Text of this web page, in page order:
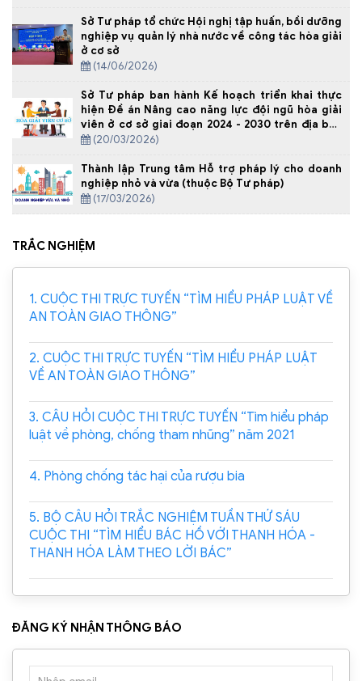
Sở Tư pháp tổ chức Hội nghị tập huấn, bồi dưỡng
nghiệp vụ quản lý nhà nước về công tác hòa giải
ở cơ sở
(14/06/2026)
Sở Tư pháp ban hành Kế hoạch triển khai thực
hiện Đề án Nâng cao năng lực đội ngũ hòa giải
viên ở cơ sở giai đoạn 2024 - 2030 trên địa bàn
tỉnh Thanh Hóa năm 2026
(20/03/2026)
Thành lập Trung tâm Hỗ trợ pháp lý cho doanh
nghiệp nhỏ và vừa (thuộc Bộ Tư pháp)
(17/03/2026)
TRẮC NGHIỆM
1. CUỘC THI TRỰC TUYẾN “TÌM HIỂU PHÁP LUẬT VỀ
AN TOÀN GIAO THÔNG”
2. CUỘC THI TRỰC TUYẾN “TÌM HIỂU PHÁP LUẬT
VỀ AN TOÀN GIAO THÔNG”
3. CÂU HỎI CUỘC THI TRỰC TUYẾN “Tìm hiểu pháp
luật về phòng, chống tham nhũng” năm 2021
4. Phòng chống tác hại của rượu bia
5. BỘ CÂU HỎI TRẮC NGHIỆM TUẦN THỨ SÁU
CUỘC THI “TÌM HIỂU BÁC HỒ VỚI THANH HÓA -
THANH HÓA LÀM THEO LỜI BÁC”
ĐĂNG KÝ NHẬN THÔNG BÁO